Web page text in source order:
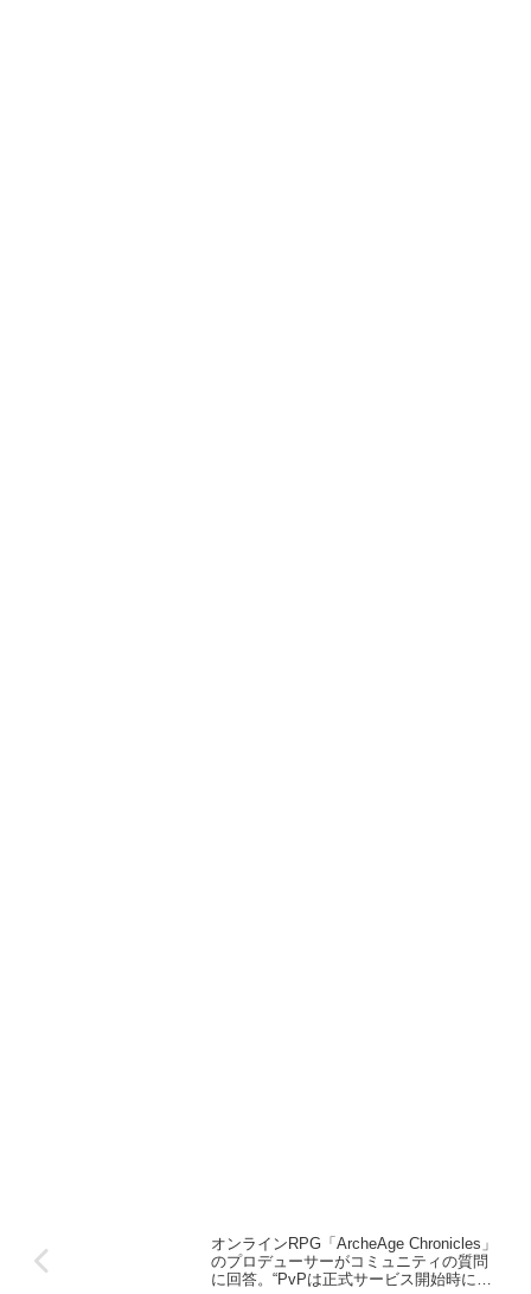
オンラインRPG「ArcheAge Chronicles」
のプロデューサーがコミュニティの質問
に回答。“PvPは正式サービス開始時に実